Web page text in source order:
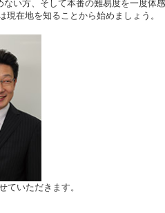
い方、そして本番の難易度を一度体
在地を知ることから始めましょう。
ていただきます。